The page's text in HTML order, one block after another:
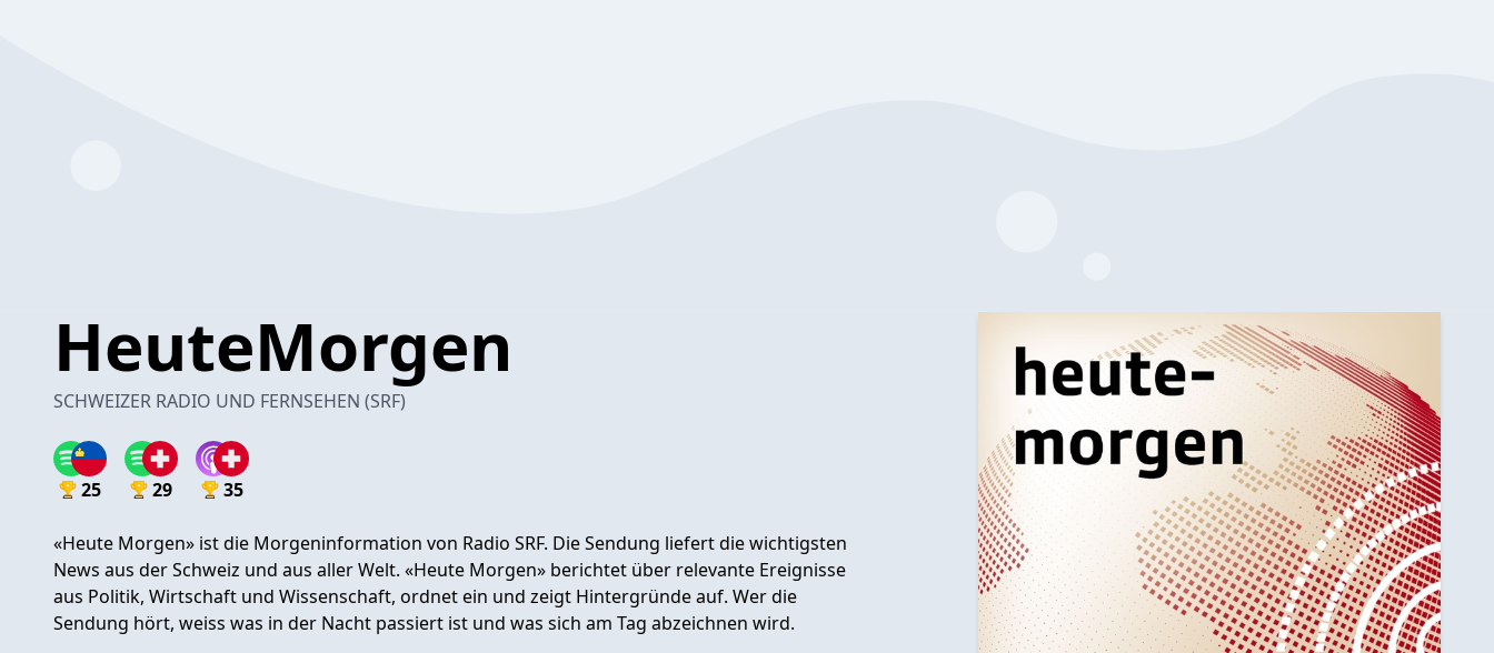
HeuteMorgen
SCHWEIZER RADIO UND FERNSEHEN (SRF)
25 29 35
«Heute Morgen» ist die Morgeninformation von Radio SRF. Die Sendung liefert die wichtigsten
News aus der Schweiz und aus aller Welt. «Heute Morgen» berichtet über relevante Ereignisse
aus Politik, Wirtschaft und Wissenschaft, ordnet ein und zeigt Hintergründe auf. Wer die
Sendung hört, weiss was in der Nacht passiert ist und was sich am Tag abzeichnen wird.